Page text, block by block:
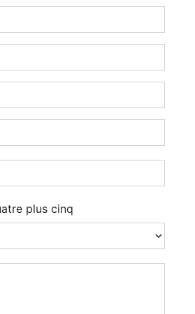
plus cinq